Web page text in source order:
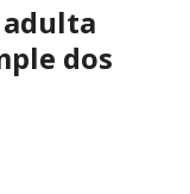
dos